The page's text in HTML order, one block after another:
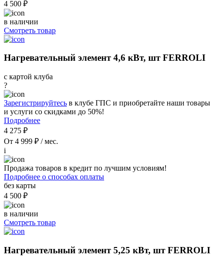
4 500 ₽
в наличии
Смотреть товар
Нагревательный элемент 4,6 кВт, шт FERROLI
с картой клуба
?
Зарегистрируйтесь в клубе ГПС и приобретайте наши товары
и услуги со скидками до 50%!
Подробнее
4 275 ₽
От 4 999 ₽ / мес.
i
Продажа товаров в кредит по лучшим условиям!
Подробнее о способах оплаты
без карты
4 500 ₽
в наличии
Смотреть товар
Нагревательный элемент 5,25 кВт, шт FERROLI